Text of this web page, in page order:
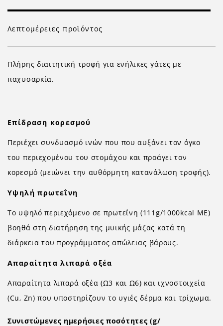
Λεπτομέρειες προϊόντος
Πλήρης διαιτητική τροφή για ενήλικες γάτες με
παχυσαρκία.
Επίδραση κορεσμού
Περιέχει συνδυασμό ινών που που αυξάνει τον όγκο
του περιεχομένου του στομάχου και προάγει τον
κορεσμό (μειώνει την αυθόρμητη κατανάλωση τροφής).
Υψηλή πρωτεΐνη
Το υψηλό περιεχόμενο σε πρωτεΐνη (111g/1000kcal ME)
βοηθά στη διατήρηση της μυικής μάζας κατά τη
διάρκεια του προγράμματος απώλειας βάρους.
Απαραίτητα λιπαρά οξέα
Απαραίτητα λιπαρά οξέα (Ω3 και Ω6) και ιχνοστοιχεία
(Cu, Zn) που υποστηρίζουν το υγιές δέρμα και τρίχωμα.
Συνιστώμενες ημερήσιες ποσότητες (g/